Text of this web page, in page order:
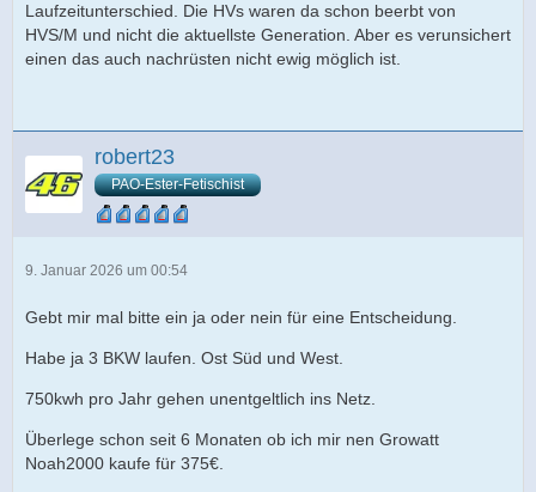
Laufzeitunterschied. Die HVs waren da schon beerbt von
HVS/M und nicht die aktuellste Generation. Aber es verunsichert
einen das auch nachrüsten nicht ewig möglich ist.
robert23
PAO-Ester-Fetischist
9. Januar 2026 um 00:54
Gebt mir mal bitte ein ja oder nein für eine Entscheidung.
Habe ja 3 BKW laufen. Ost Süd und West.
750kwh pro Jahr gehen unentgeltlich ins Netz.
Überlege schon seit 6 Monaten ob ich mir nen Growatt
Noah2000 kaufe für 375€.